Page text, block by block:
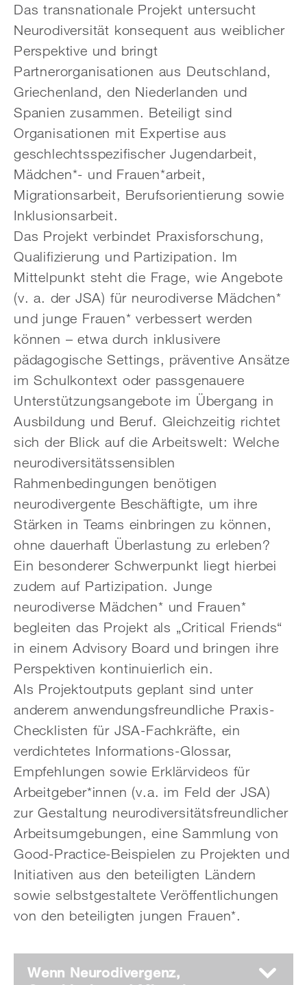
Das transnationale Projekt untersucht
Neurodiversität konsequent aus weiblicher
Perspektive und bringt
Partnerorganisationen aus Deutschland,
Griechenland, den Niederlanden und
Spanien zusammen. Beteiligt sind
Organisationen mit Expertise aus
geschlechtsspezifischer Jugendarbeit,
Mädchen*- und Frauen*arbeit,
Migrationsarbeit, Berufsorientierung sowie
Inklusionsarbeit.
Das Projekt verbindet Praxisforschung,
Qualifizierung und Partizipation. Im
Mittelpunkt steht die Frage, wie Angebote
(v. a. der JSA) für neurodiverse Mädchen*
und junge Frauen* verbessert werden
können – etwa durch inklusivere
pädagogische Settings, präventive Ansätze
im Schulkontext oder passgenauere
Unterstützungsangebote im Übergang in
Ausbildung und Beruf. Gleichzeitig richtet
sich der Blick auf die Arbeitswelt: Welche
neurodiversitätssensiblen
Rahmenbedingungen benötigen
neurodivergente Beschäftigte, um ihre
Stärken in Teams einbringen zu können,
ohne dauerhaft Überlastung zu erleben?
Ein besonderer Schwerpunkt liegt hierbei
zudem auf Partizipation. Junge
neurodiverse Mädchen* und Frauen*
begleiten das Projekt als „Critical Friends“
in einem Advisory Board und bringen ihre
Perspektiven kontinuierlich ein.
Als Projektoutputs geplant sind unter
anderem anwendungsfreundliche Praxis-
Checklisten für JSA-Fachkräfte, ein
verdichtetes Informations-Glossar,
Empfehlungen sowie Erklärvideos für
Arbeitgeber*innen (v.a. im Feld der JSA)
zur Gestaltung neurodiversitätsfreundlicher
Arbeitsumgebungen, eine Sammlung von
Good-Practice-Beispielen zu Projekten und
Initiativen aus den beteiligten Ländern
sowie selbstgestaltete Veröffentlichungen
von den beteiligten jungen Frauen*.
Wenn Neurodivergenz,